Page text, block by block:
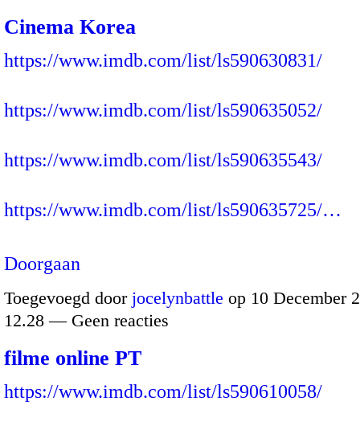
Cinema Korea
https://www.imdb.com/list/ls590630831/
https://www.imdb.com/list/ls590635052/
https://www.imdb.com/list/ls590635543/
https://www.imdb.com/list/ls590635725/…
Doorgaan
Toegevoegd door jocelynbattle op 10 December
12.28 — Geen reacties
filme online PT
https://www.imdb.com/list/ls590610058/